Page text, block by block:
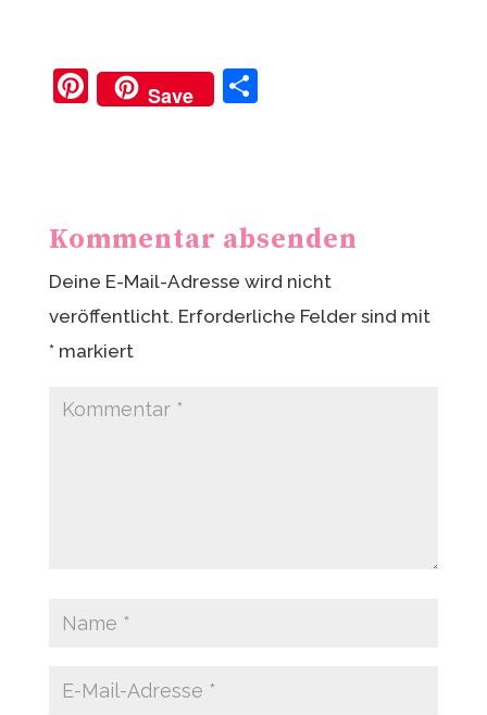
Pi
nt
st
Save
T
Kommentar absenden
Deine E-Mail-Adresse wird nicht
veröffentlicht. Erforderliche Felder sind mit
*markiert